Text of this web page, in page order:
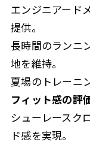
エンジニアード
提供。
長時間のランニ
地を維持。
夏場のトレーニ
フィット感の評
シューレースク
ド感を実現。